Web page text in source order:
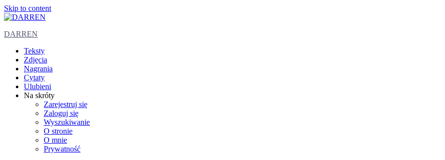
Skip to content
DARREN
Teksty
Zdjęcia
Nagrania
Cytaty
Ulubieni
Na skróty
Zarejestruj się
Zaloguj się
Wyszukiwanie
O stronie
O mnie
Prywatność